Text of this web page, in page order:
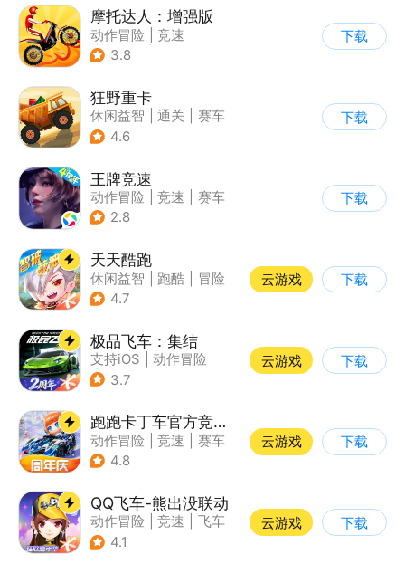
摩托达人：增强版
动作冒险
竞速
| 摩托车
3.8
下载
狂野重卡
休闲益智 通关
赛车
4.6
下载
王牌竞速
动作冒险 竞速
赛车
| 漂移
2.8
下载
天天酷跑
休闲益智 跑酷
冒险
| 萌系
4.7
云游戏 下载
极品飞车：集结
支持iOS
动作冒险
| 竞速
3.7
云游戏 下载
跑跑卡丁车官方竞速版
动作冒险 竞速
赛车
| 跑跑卡丁车
4.8
云游戏 下载
QQ飞车-熊出没联动
动作冒险 竞速
飞车
| 漂移
4.1
云游戏 下载